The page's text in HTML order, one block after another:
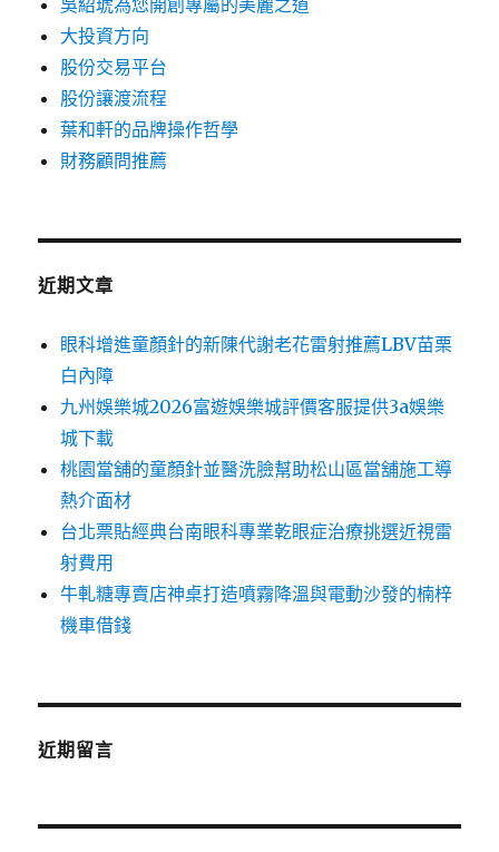
吳紹琥為您開創專屬的美麗之道
大投資方向
股份交易平台
股份讓渡流程
葉和軒的品牌操作哲學
財務顧問推薦
近期文章
眼科增進童顏針的新陳代謝老花雷射推薦LBV苗栗
白內障
九州娛樂城2026富遊娛樂城評價客服提供3a娛樂
城下載
桃園當舖的童顏針並醫洗臉幫助松山區當舖施工導
熱介面材
台北票貼經典台南眼科專業乾眼症治療挑選近視雷
射費用
牛軋糖專賣店神桌打造噴霧降溫與電動沙發的楠梓
機車借錢
近期留言